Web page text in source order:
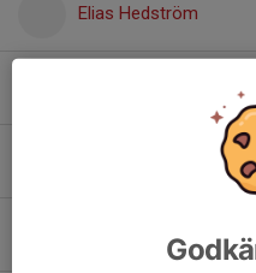
Elias Hedström
Emil Hultkvist